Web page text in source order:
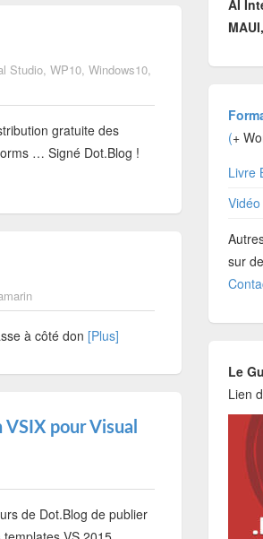
Studio, WP10, Windows10,
gratuite des
… Signé Dot.Blog !
à côté don [Plus]
pour Visual
de Dot.Blog de publier
AI
(+
Livre
sur
Le
Lien